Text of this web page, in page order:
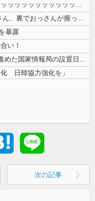
【画像】北朝鮮のビアガール、エッッッッッッッッッッッッッッッッッ！
【画像】 例の美人すぎるおにぎり屋さん、裏でおっさんが握っていたｗｗｗ...
暴露
い！
（ ´_ゝ`）中国「高市政権が法制化を進めた国家情報局の設置日が7月3...
日韓協力強化を」
次の記事